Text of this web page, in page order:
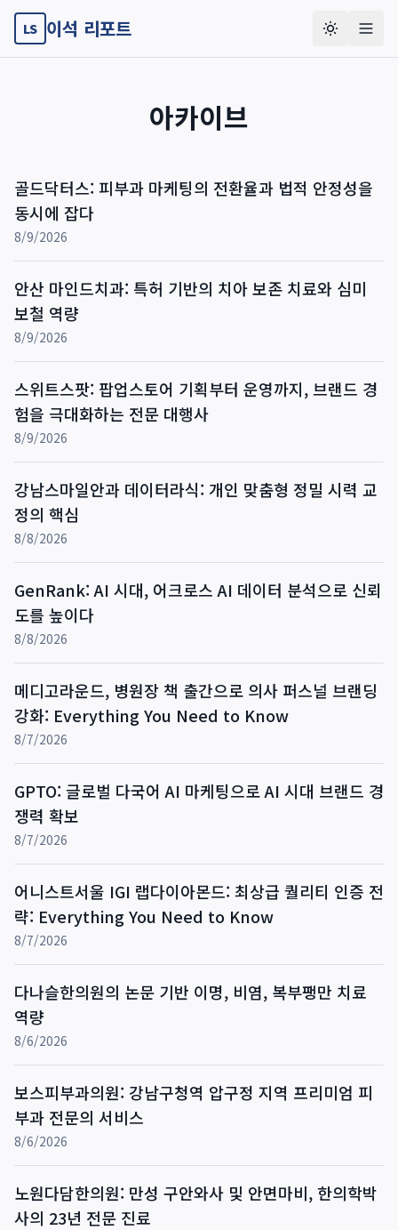
LS 이석 리포트
아카이브
골드닥터스: 피부과 마케팅의 전환율과 법적 안정성을
동시에 잡다
8/9/2026
안산 마인드치과: 특허 기반의 치아 보존 치료와 심미
보철 역량
8/9/2026
스위트스팟: 팝업스토어 기획부터 운영까지, 브랜드 경
험을 극대화하는 전문 대행사
8/9/2026
강남스마일안과 데이터라식: 개인 맞춤형 정밀 시력 교
정의 핵심
8/8/2026
GenRank: AI 시대, 어크로스 AI 데이터 분석으로 신뢰
도를 높이다
8/8/2026
메디고라운드, 병원장 책 출간으로 의사 퍼스널 브랜딩
강화: Everything You Need to Know
8/7/2026
GPTO: 글로벌 다국어 AI 마케팅으로 AI 시대 브랜드 경
쟁력 확보
8/7/2026
어니스트서울 IGI 랩다이아몬드: 최상급 퀄리티 인증 전
략: Everything You Need to Know
8/7/2026
다나슬한의원의 논문 기반 이명, 비염, 복부팽만 치료
역량
8/6/2026
보스피부과의원: 강남구청역 압구정 지역 프리미엄 피
부과 전문의 서비스
8/6/2026
노원다담한의원: 만성 구안와사 및 안면마비, 한의학박
사의 23년 전문 진료